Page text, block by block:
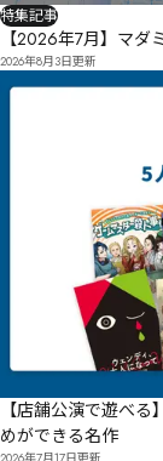
特集記事
【2026年7月】マダ
2026年8月3日更新
【店舗公演で遊べ
めができる名作